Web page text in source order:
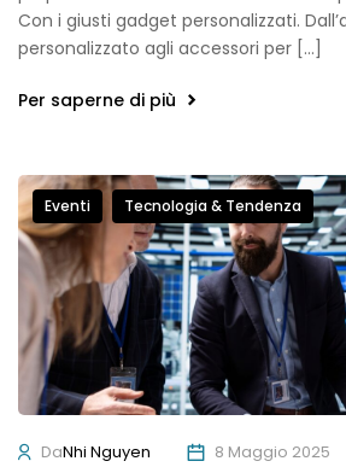
Con i giusti gadget personalizzati.
personalizzato agli accessori per […]
Per saperne di più
Eventi Tecnologia & Tendenza
DaNhi Nguyen 8 Maggio 2025